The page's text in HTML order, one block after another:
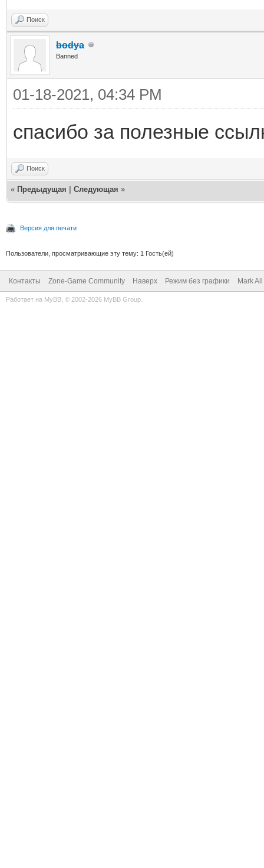
Поиск
bodya
Banned
01-18-2021, 04:34 PM
спасибо за полезные
Поиск
« Предыдущая Следующая »
Версия для печати
Пользователи, просматривающие эту тему: 1 Гость(ей)
Контакты Zone-Game Community Наверх Режим без графики Mark
Работает на MyBB , © 2002-2026 MyBB Group